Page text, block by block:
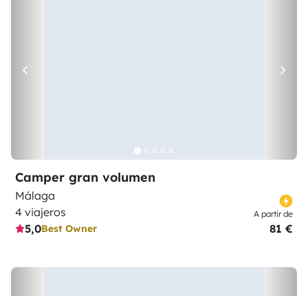
Camper gran volumen
Málaga
4 viajeros
5,0Best Owner
A partir de
81 €